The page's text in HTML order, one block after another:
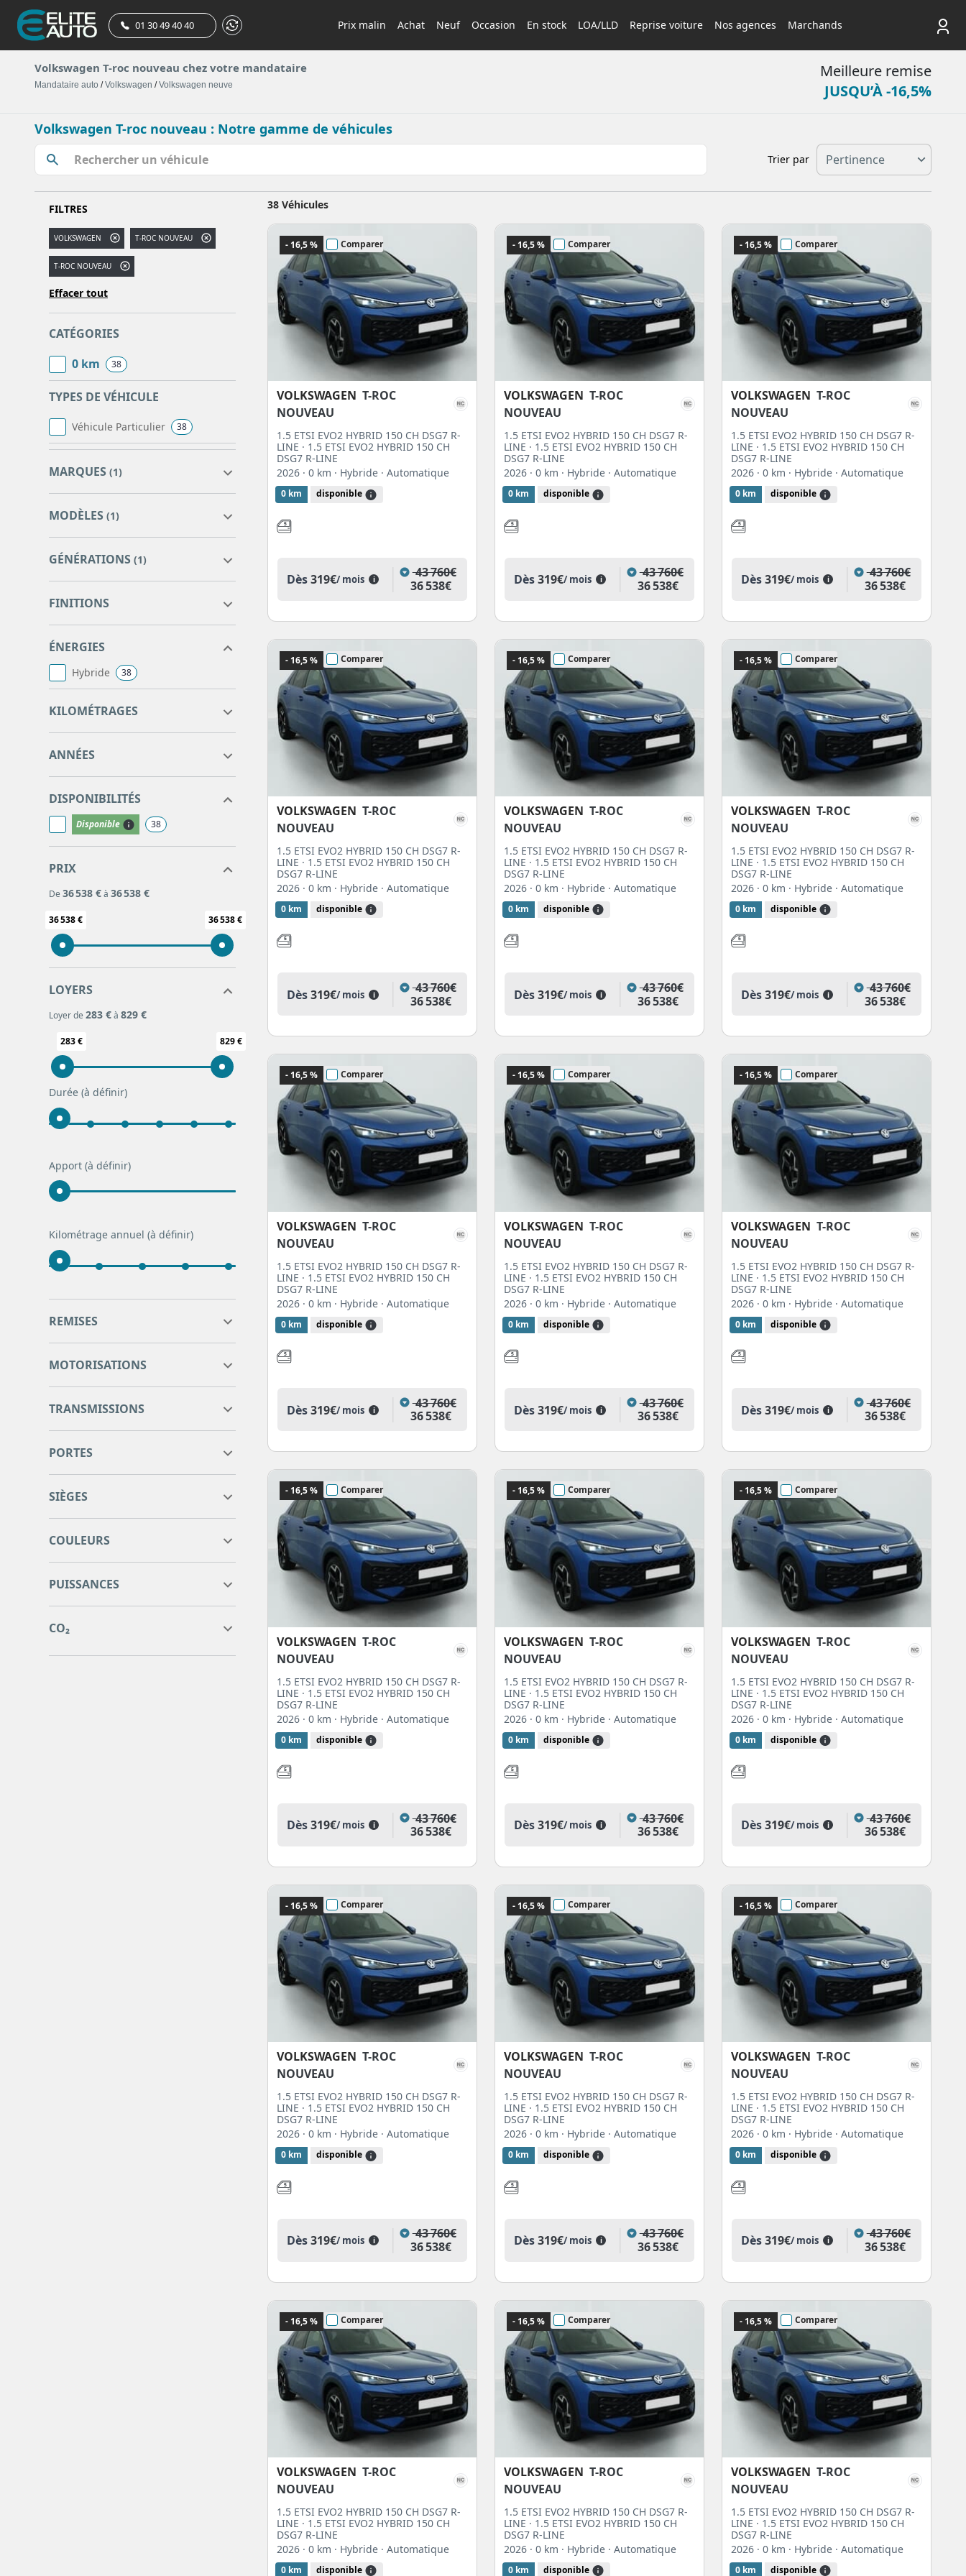
01 30 49 40 40 Prix malin Achat Neuf Occasion En stock LOA/LLD Reprise voiture Nos agences Marchands
Volkswagen T-roc nouveau chez votre mandataire
Mandataire auto /Volkswagen /Volkswagen neuve
Meilleure remise
JUSQU’À -16,5%
Volkswagen T-roc nouveau : Notre gamme de véhicules
Trier par
FILTRES
VOLKSWAGEN T-ROC NOUVEAU
T-ROC NOUVEAU
Effacer tout
CATÉGORIES
0 km
38
TYPES DE VÉHICULE
Véhicule Particulier 38
MARQUES (1)
VOLKSWAGEN
MODÈLES (1)
T-ROC NOUVEAU
GÉNÉRATIONS (1)
T-ROC NOUVEAU
38
FINITIONS
1.5 etsi evo2 hybrid 150 ch
dsg7 r line
ÉNERGIES
Hybride 38
KILOMÉTRAGES
ANNÉES
DISPONIBILITÉS
Disponible 38
PRIX
De 36 538 €à 36 538 €
36 538 € 36 538 €
LOYERS
Loyer de 283 €à 829 €
283 € 829 €
Durée (à définir)
Apport (à définir)
Kilométrage annuel (à définir)
REMISES
MOTORISATIONS
1.5 etsi evo2 hybrid 150 ch
dsg7 r line
TRANSMISSIONS
Automatique 38
PORTES
5 portes 38
SIÈGES
5 sièges 38
COULEURS
PUISSANCES
CO₂
38 Véhicules
- 16,5 % Comparer
VOLKSWAGEN T-ROC
NOUVEAU
1.5 ETSI EVO2 HYBRID 150 CH DSG7 R-
LINE · 1.5 ETSI EVO2 HYBRID 150 CH
DSG7 R-LINE
2026 · 0 km · Hybride · Automatique
0 km disponible
Dès319€/ mois i
43 760€
36 538€
- 16,5 % Comparer
VOLKSWAGEN T-ROC
NOUVEAU
1.5 ETSI EVO2 HYBRID 150 CH DSG7 R-
LINE · 1.5 ETSI EVO2 HYBRID 150 CH
DSG7 R-LINE
2026 · 0 km · Hybride · Automatique
0 km disponible
Dès319€/ mois i
43 760€
36 538€
- 16,5 % Comparer
VOLKSWAGEN T-ROC
NOUVEAU
1.5 ETSI EVO2 HYBRID 150 CH DSG7 R-
LINE · 1.5 ETSI EVO2 HYBRID 150 CH
DSG7 R-LINE
2026 · 0 km · Hybride · Automatique
0 km disponible
Dès319€/ mois i
43 760€
36 538€
- 16,5 % Comparer
VOLKSWAGEN T-ROC
NOUVEAU
1.5 ETSI EVO2 HYBRID 150 CH DSG7 R-
LINE · 1.5 ETSI EVO2 HYBRID 150 CH
DSG7 R-LINE
2026 · 0 km · Hybride · Automatique
0 km disponible
Dès319€/ mois i
43 760€
36 538€
- 16,5 % Comparer
VOLKSWAGEN T-ROC
NOUVEAU
1.5 ETSI EVO2 HYBRID 150 CH DSG7 R-
LINE · 1.5 ETSI EVO2 HYBRID 150 CH
DSG7 R-LINE
2026 · 0 km · Hybride · Automatique
0 km disponible
Dès319€/ mois i
43 760€
36 538€
- 16,5 % Comparer
VOLKSWAGEN T-ROC
NOUVEAU
1.5 ETSI EVO2 HYBRID 150 CH DSG7 R-
LINE · 1.5 ETSI EVO2 HYBRID 150 CH
DSG7 R-LINE
2026 · 0 km · Hybride · Automatique
0 km disponible
Dès319€/ mois i
43 760€
36 538€
- 16,5 % Comparer
VOLKSWAGEN T-ROC
NOUVEAU
1.5 ETSI EVO2 HYBRID 150 CH DSG7 R-
LINE · 1.5 ETSI EVO2 HYBRID 150 CH
DSG7 R-LINE
2026 · 0 km · Hybride · Automatique
0 km disponible
Dès319€/ mois i
43 760€
36 538€
- 16,5 % Comparer
VOLKSWAGEN T-ROC
NOUVEAU
1.5 ETSI EVO2 HYBRID 150 CH DSG7 R-
LINE · 1.5 ETSI EVO2 HYBRID 150 CH
DSG7 R-LINE
2026 · 0 km · Hybride · Automatique
0 km disponible
Dès319€/ mois i
43 760€
36 538€
- 16,5 % Comparer
VOLKSWAGEN T-ROC
NOUVEAU
1.5 ETSI EVO2 HYBRID 150 CH DSG7 R-
LINE · 1.5 ETSI EVO2 HYBRID 150 CH
DSG7 R-LINE
2026 · 0 km · Hybride · Automatique
0 km disponible
Dès319€/ mois i
43 760€
36 538€
- 16,5 % Comparer
VOLKSWAGEN T-ROC
NOUVEAU
1.5 ETSI EVO2 HYBRID 150 CH DSG7 R-
LINE · 1.5 ETSI EVO2 HYBRID 150 CH
DSG7 R-LINE
2026 · 0 km · Hybride · Automatique
0 km disponible
Dès319€/ mois i
43 760€
36 538€
- 16,5 % Comparer
VOLKSWAGEN T-ROC
NOUVEAU
1.5 ETSI EVO2 HYBRID 150 CH DSG7 R-
LINE · 1.5 ETSI EVO2 HYBRID 150 CH
DSG7 R-LINE
2026 · 0 km · Hybride · Automatique
0 km disponible
Dès319€/ mois i
43 760€
36 538€
- 16,5 % Comparer
VOLKSWAGEN T-ROC
NOUVEAU
1.5 ETSI EVO2 HYBRID 150 CH DSG7 R-
LINE · 1.5 ETSI EVO2 HYBRID 150 CH
DSG7 R-LINE
2026 · 0 km · Hybride · Automatique
0 km disponible
Dès319€/ mois i
43 760€
36 538€
- 16,5 % Comparer
VOLKSWAGEN T-ROC
NOUVEAU
1.5 ETSI EVO2 HYBRID 150 CH DSG7 R-
LINE · 1.5 ETSI EVO2 HYBRID 150 CH
DSG7 R-LINE
2026 · 0 km · Hybride · Automatique
0 km disponible
Dès319€/ mois i
43 760€
36 538€
- 16,5 % Comparer
VOLKSWAGEN T-ROC
NOUVEAU
1.5 ETSI EVO2 HYBRID 150 CH DSG7 R-
LINE · 1.5 ETSI EVO2 HYBRID 150 CH
DSG7 R-LINE
2026 · 0 km · Hybride · Automatique
0 km disponible
Dès319€/ mois i
43 760€
36 538€
- 16,5 % Comparer
VOLKSWAGEN T-ROC
NOUVEAU
1.5 ETSI EVO2 HYBRID 150 CH DSG7 R-
LINE · 1.5 ETSI EVO2 HYBRID 150 CH
DSG7 R-LINE
2026 · 0 km · Hybride · Automatique
0 km disponible
Dès319€/ mois i
43 760€
36 538€
- 16,5 % Comparer
VOLKSWAGEN T-ROC
NOUVEAU
1.5 ETSI EVO2 HYBRID 150 CH DSG7 R-
LINE · 1.5 ETSI EVO2 HYBRID 150 CH
DSG7 R-LINE
2026 · 0 km · Hybride · Automatique
0 km disponible
- 16,5 % Comparer
VOLKSWAGEN T-ROC
NOUVEAU
1.5 ETSI EVO2 HYBRID 150 CH DSG7 R-
LINE · 1.5 ETSI EVO2 HYBRID 150 CH
DSG7 R-LINE
2026 · 0 km · Hybride · Automatique
0 km disponible
- 16,5 % Comparer
VOLKSWAGEN T-ROC
NOUVEAU
1.5 ETSI EVO2 HYBRID 150 CH DSG7 R-
LINE · 1.5 ETSI EVO2 HYBRID 150 CH
DSG7 R-LINE
2026 · 0 km · Hybride · Automatique
0 km disponible